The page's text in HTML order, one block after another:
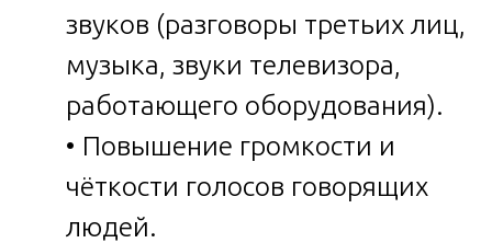
звуков (разговоры третьих лиц,
музыка, звуки телевизора,
работающего оборудования).
• Повышение громкости и
чёткости голосов говорящих
людей.